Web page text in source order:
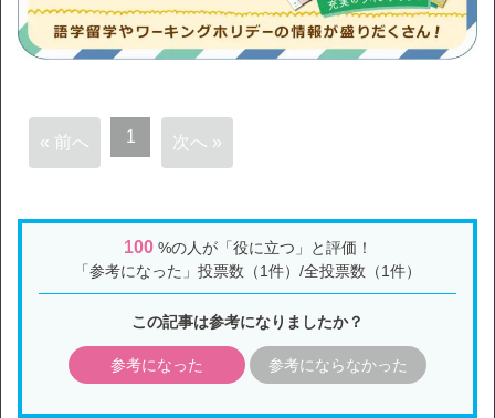
« 前へ 1 次へ »
100%の人が「役に立つ」と評価！
「参考になった」投票数（1件）/全投票数（1件）
この記事は参考になりましたか？
参考になった 参考にならなかった